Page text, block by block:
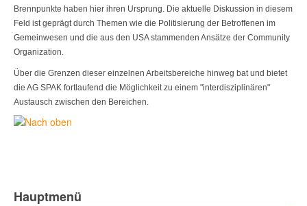
Brennpunkte haben hier ihren Ursprung. Die aktuelle Diskussion in diesem
Feld ist geprägt durch Themen wie die Politisierung der Betroffenen im
Gemeinwesen und die aus den USA stammenden Ansätze der Community
Organization.
Über die Grenzen dieser einzelnen Arbeitsbereiche hinweg bat und bietet
die AG SPAK fortlaufend die Möglichkeit zu einem "interdisziplinären"
Austausch zwi­schen den Bereichen.
Hauptmenü